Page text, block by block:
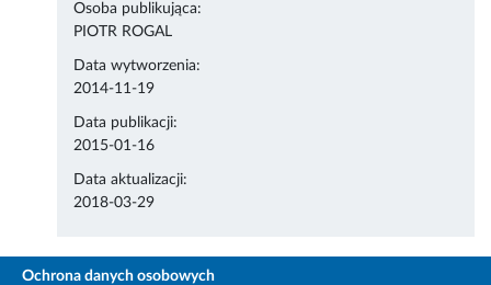
Osoba publikująca:
PIOTR ROGAL
Data wytworzenia:
2014-11-19
Data publikacji:
2015-01-16
Data aktualizacji:
2018-03-29
Ochrona danych osobowych